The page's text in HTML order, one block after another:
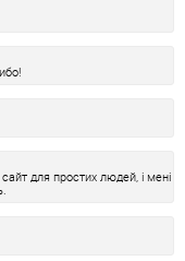
для простих людей, і мені